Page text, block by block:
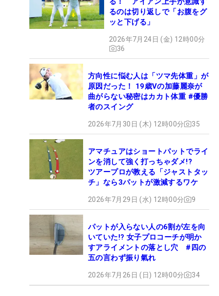
るのは切り返しで「お腹をグ
ッと下げる」
2026年7月24日 (金) 12時00分
36
方向性に悩む人は「ツマ先体重」が
原因だった！ 19歳Vの加藤麗奈が
曲がらない秘密はカカト体重 #優勝
者のスイング
2026年7月30日 (木) 12時00分 35
アマチュアはショートパットでライ
ンを消して強く打っちゃダメ!?
ツアープロが教える「ジャストタッ
チ」なら3パットが激減するワケ
2026年7月29日 (水) 12時00分 9
パットが入らない人の6割が左を向
いていた!? 女子プロコーチが明か
すアライメントの落とし穴 #四の
五の言わず振り氣れ
2026年7月26日 (日) 12時00分 34